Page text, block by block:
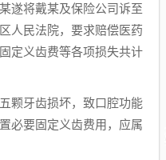
遂将戴某及保险公司诉至
人民法院，要求赔偿医药
定义齿费等各项损失共计
颗牙齿损坏，致口腔功能
必要固定义齿费用，应属